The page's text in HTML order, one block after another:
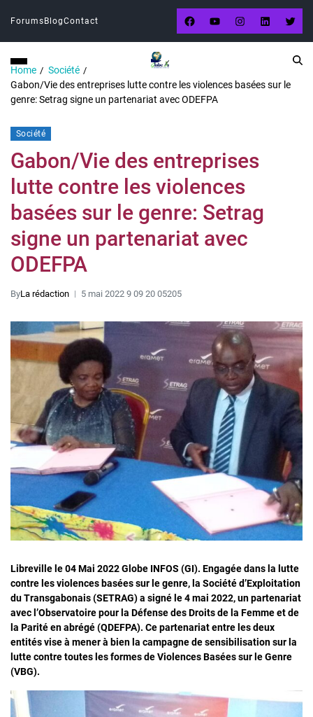
Forums BlogContact
Home
Société
Gabon/Vie des entreprises lutte contre les violences basées sur le
genre: Setrag signe un partenariat avec ODEFPA
Société
Gabon/Vie des entreprises
lutte contre les violences
basées sur le genre: Setrag
signe un partenariat avec
ODEFPA
ByLa rédaction 5 mai 2022 9 09 20 05205
Libreville le 04 Mai 2022 Globe INFOS (GI). Engagée dans la lutte
contre les violences basées sur le genre, la Société d’Exploitation
du Transgabonais (SETRAG) a signé le 4 mai 2022, un partenariat
avec l’Observatoire pour la Défense des Droits de la Femme et de
la Parité en abrégé (QDEFPA). Ce partenariat entre les deux
entités vise à mener à bien la campagne de sensibilisation sur la
lutte contre toutes les formes de Violences Basées sur le Genre
(VBG).